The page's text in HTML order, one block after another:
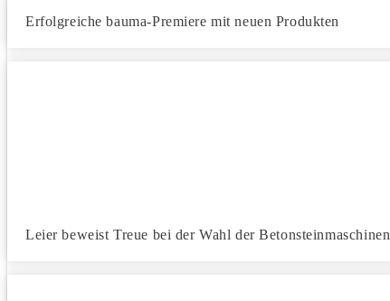
Erfolgreiche bauma-Premiere mit neuen Produkten
Leier beweist Treue bei der Wahl der Betonsteinmaschinen